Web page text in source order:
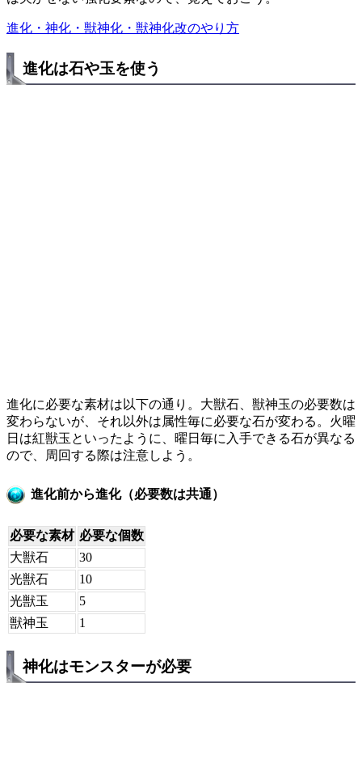
進化・神化・獣神化・獣神化改のやり方
進化は石や玉を使う
進化に必要な素材は以下の通り。大獣石、獣神玉の必要数は
変わらないが、それ以外は属性毎に必要な石が変わる。火曜
日は紅獣玉といったように、曜日毎に入手できる石が異なる
ので、周回する際は注意しよう。
進化前から進化（必要数は共通）
必要な素材 必要な個数
大獣石
30
光獣石
10
光獣玉
5
獣神玉
1
神化はモンスターが必要